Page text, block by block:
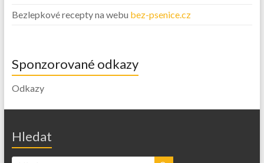
Bezlepkové recepty na webu bez-psenice.cz
Sponzorované odkazy
Odkazy
Hledat